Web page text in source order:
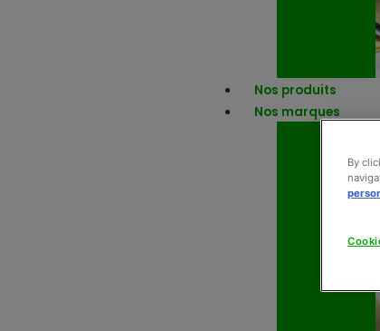
Nos produits
Nos marques
By